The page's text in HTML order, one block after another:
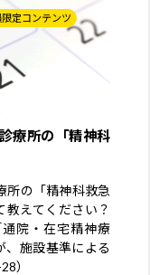
定コンテンツ
療所の「精神科
所の「精神科救急
えてください？
院・在宅精神療
、施設基準による
）